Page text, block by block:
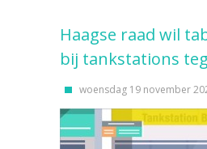
Haagse raad wil
bij tankstations
woensdag 19 november